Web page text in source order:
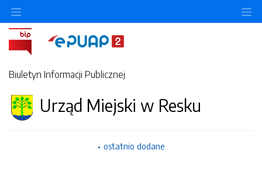
Biuletyn Informacji Publicznej
Urząd Miejski w Resku
ostatnio dodane